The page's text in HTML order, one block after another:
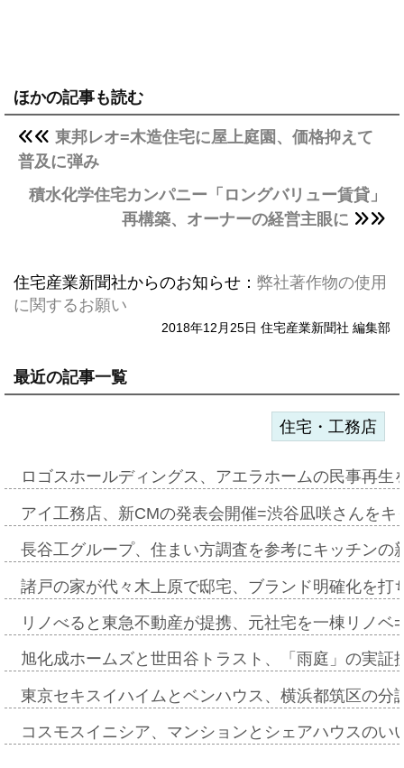
ほかの記事も読む
東邦レオ=木造住宅に屋上庭園、価格抑えて
普及に弾み
積水化学住宅カンパニー「ロングバリュー賃貸」
再構築、オーナーの経営主眼に
住宅産業新聞社からのお知らせ： 弊社著作物の使用
に関するお願い
2018年12月25日 住宅産業新聞社 編集部
最近の記事一覧
住宅・工務店
ロゴスホールディングス、アエラホームの民事再
アイ工務店、新CMの発表会開催=渋谷凪咲さんを
長谷工グループ、住まい方調査を参考にキッチン
諸戸の家が代々木上原で邸宅、ブランド明確化を
リノべると東急不動産が提携、元社宅を一棟リノ
旭化成ホームズと世田谷トラスト、「雨庭」の実
東京セキスイハイムとベンハウス、横浜都筑区の
コスモスイニシア、マンションとシェアハウスの